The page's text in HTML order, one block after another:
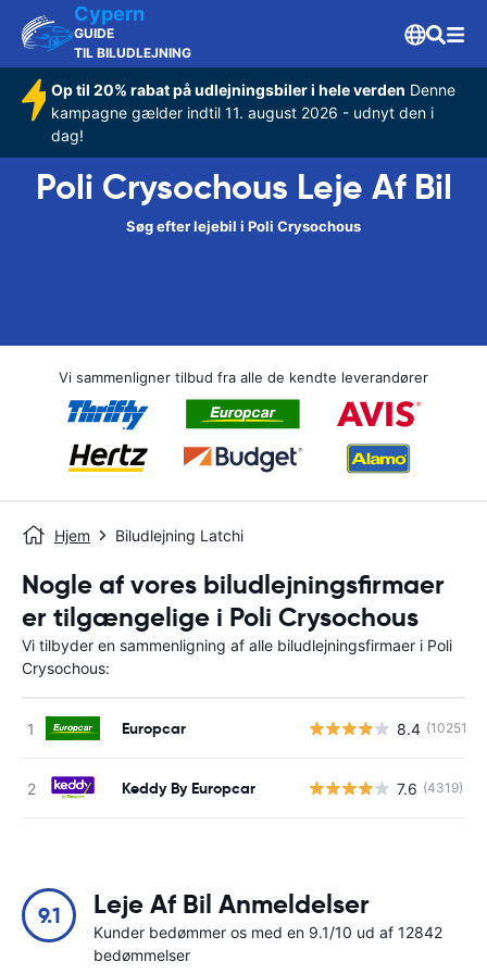
Cypern
GUIDE
TIL BILUDLEJNING
Op til 20% rabat på udlejningsbiler i hele verden Denne
kampagne gælder indtil 11. august 2026 - udnyt den i
dag!
Poli Crysochous Leje Af Bil
Søg efter lejebil i Poli Crysochous
Vi sammenligner tilbud fra alle de kendte leverandører
Hjem Biludlejning Latchi
Nogle af vores biludlejningsfirmaer
er tilgængelige i Poli Crysochous
Vi tilbyder en sammenligning af alle biludlejningsfirmaer i Poli
Crysochous:
Europcar 8.4 (10251)
Keddy By Europcar 7.6 (4319)
9.1 Leje Af Bil Anmeldelser
Kunder bedømmer os med en 9.1/10 ud af 12842
bedømmelser